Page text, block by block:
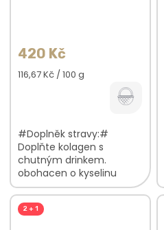
420 Kč
Měrná
116,67 Kč / 100 g
#Doplněk stravy:#
Doplňte kolagen s
chutným drinkem.
obohacen o kyselinu
hyaluronovou balení na
45 dnů péče o pokožku
začíná uvnitř oblíbená
2 + 1